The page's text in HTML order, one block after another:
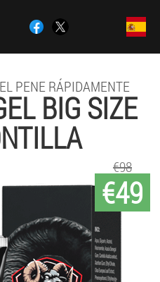
PENE RÁPIDAMENTE
BIG SIZE
€49
€98